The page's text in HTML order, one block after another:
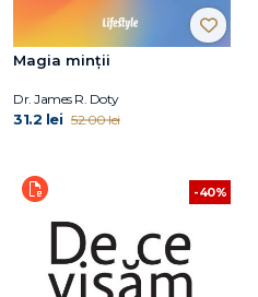
Magia minții
Dr. James R. Doty
31.2 lei 52.00 lei
-40%